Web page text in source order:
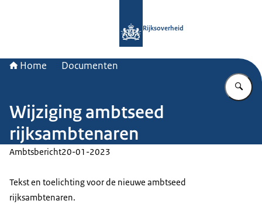
Rijksoverheid
Home Documenten
Wijziging ambtseed
rijksambtenaren
Ambtsbericht20-01-2023
Tekst en toelichting voor de nieuwe ambtseed
rijksambtenaren.